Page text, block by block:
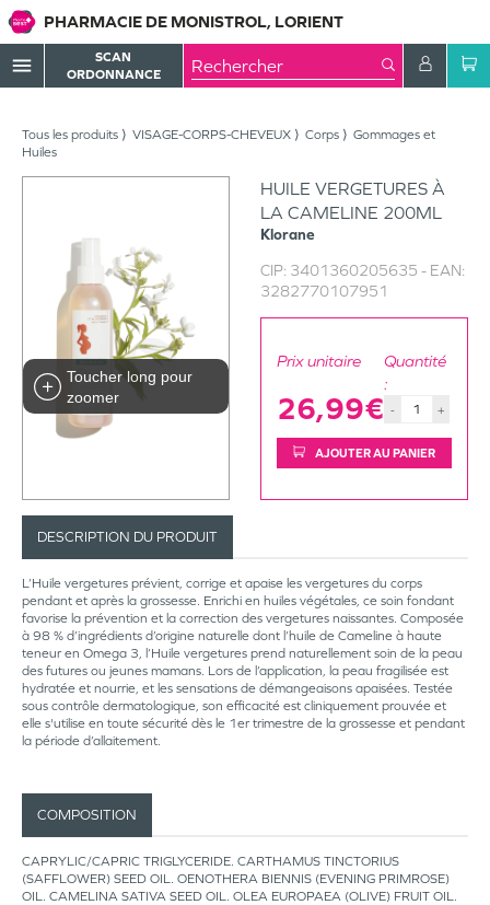
PHARMACIE DE MONISTROL, LORIENT
menu
SCAN
ORDONNANCE
Tous les produits VISAGE-CORPS-CHEVEUX Corps
Gommages et
Huiles
Toucher long pour
zoomer
HUILE VERGETURES À
LA CAMELINE 200ML
Klorane
CIP: 3401360205635 - EAN:
3282770107951
Prix unitaire
26,99€
Quantité
:
- +
AJOUTER AU PANIER
DESCRIPTION DU PRODUIT
L’Huile vergetures prévient, corrige et apaise les vergetures du corps
pendant et après la grossesse. Enrichi en huiles végétales, ce soin fondant
favorise la prévention et la correction des vergetures naissantes. Composée
à 98 % d’ingrédients d’origine naturelle dont l’huile de Cameline à haute
teneur en Omega 3, l’Huile vergetures prend naturellement soin de la peau
des futures ou jeunes mamans. Lors de l’application, la peau fragilisée est
hydratée et nourrie, et les sensations de démangeaisons apaisées. Testée
sous contrôle dermatologique, son efficacité est cliniquement prouvée et
elle s'utilise en toute sécurité dès le 1er trimestre de la grossesse et pendant
la période d’allaitement.
COMPOSITION
CAPRYLIC/CAPRIC TRIGLYCERIDE. CARTHAMUS TINCTORIUS
(SAFFLOWER) SEED OIL. OENOTHERA BIENNIS (EVENING PRIMROSE)
OIL. CAMELINA SATIVA SEED OIL. OLEA EUROPAEA (OLIVE) FRUIT OIL.